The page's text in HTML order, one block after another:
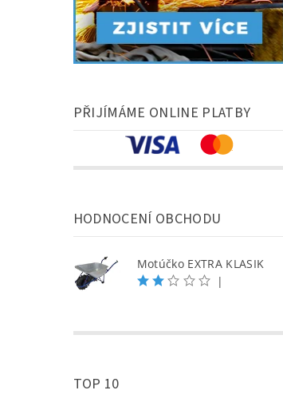
PŘIJÍMÁME ONLINE PLATBY
HODNOCENÍ OBCHODU
Motúčko EXTRA KLASIK
|
TOP 10